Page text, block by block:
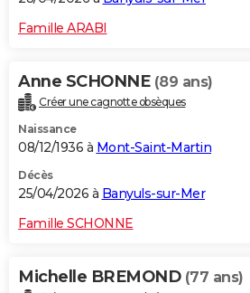
Famille ARABI
Anne SCHONNE (89 ans)
Créer une cagnotte obsèques
Naissance
08/12/1936 à Mont-Saint-Martin
Décès
25/04/2026 à Banyuls-sur-Mer
Famille SCHONNE
Michelle BREMOND (77 ans)